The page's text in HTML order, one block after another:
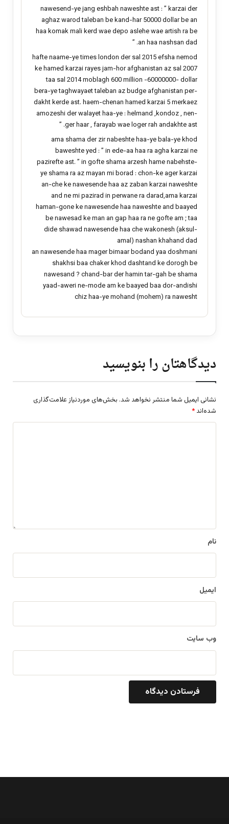
nawesend-ye jang eshbah naweshte ast : ” karzai der
aghaz warod taleban be kand-har 50000 dollar be an
haa komak mali kerd wae depo aslehe wae artish ra be
an haa nashsan dad. ”
hafte naame-ye times london der sal 2015 efsha nemod
ke hamed karzai rayes jam-hor afghanistan az sal 2007
taa sal 2014 moblagh 600 million -60000000- dollar
bera-ye taghwayaet taleban az budge afghanistan per-
dakht kerde ast. haem-chenan hamed karzai 5 merkaez
amozeshi der walayet haa-ye : helmand ,kondoz , nen-
ger haar , farayab wae loger rah andakhte ast. ”
ama shama der zir nabeshte haa-ye bala-ye khod
baweshte yed : ” in ede-aa haa ra agha karzai ne
pazirefte ast. ” in gofte shama arzesh hame nabehste-
ye shama ra az mayan mi borad : chon-ke ager karzai
an-che ke nawesende haa az zaban karzai naweshte
and ne mi pazirad in perwane ra darad,ama karzai
haman-gone ke nawesende haa naweshte and baayed
be nawesad ke man an gap haa ra ne gofte am ; taa
dide shawad nawesende haa che wakonesh (aksul-
amal) nashan khahand dad
an nawesende haa mager bimaar bodand yaa doshmani
shakhsi baa chaker khod dashtand ke dorogh be
nawesand ? chand-bar der hamin tar-gah be shama
yaad-aweri ne-mode am ke baayed baa dor-andishi
chiz haa-ye mohand (mohem) ra nawesht
دیدگاهتان را بنویسید
نشانی ایمیل شما منتشر نخواهد شد. بخش‌های موردنیاز علامت‌گذاری
شده‌اند *
نام
ایمیل
وب‌ سایت